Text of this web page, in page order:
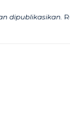
dipublikasikan.